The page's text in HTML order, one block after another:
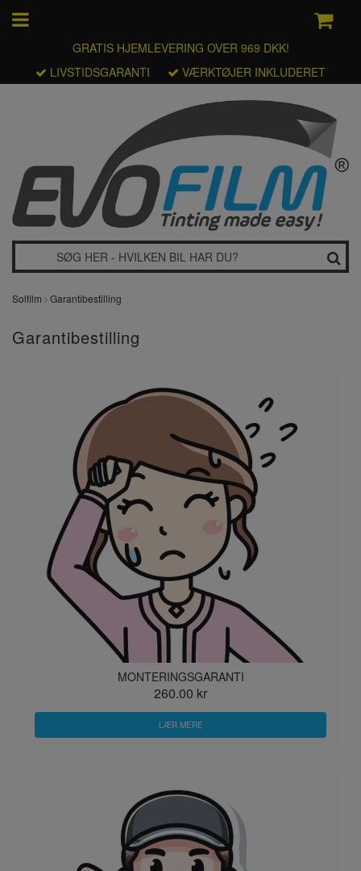
GRATIS HJEMLEVERING OVER 969 DKK!
LIVSTIDSGARANTI
VÆRKTØJER INKLUDERET
Solfilm Garantibestilling
Garantibestilling
MONTERINGSGARANTI
260.00 kr
LÆR MERE